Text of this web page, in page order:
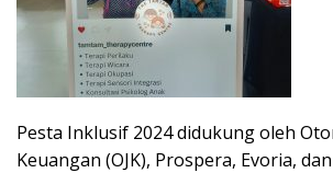
Pesta Inklusif 2024 didukung oleh
Keuangan (OJK), Prospera, Evoria,